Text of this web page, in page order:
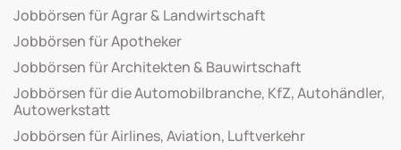
Jobbörsen für Agrar & Landwirtschaft
Jobbörsen für Apotheker
Jobbörsen für Architekten & Bauwirtschaft
Jobbörsen für die Automobilbranche, KfZ, Autohändler,
Autowerkstatt
Jobbörsen für Airlines, Aviation, Luftverkehr